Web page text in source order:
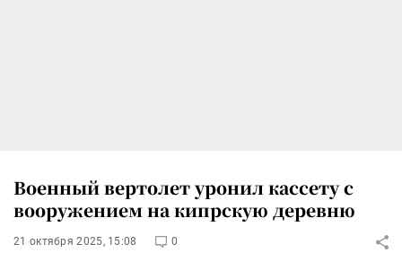
Военный вертолет уронил кассету с
вооружением на кипрскую деревню
21 октября 2025, 15:08 0